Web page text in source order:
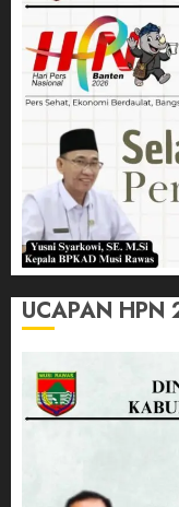
UCAPAN HPN